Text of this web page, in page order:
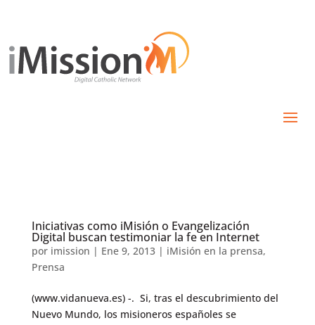
Iniciativas como iMisión o Evangelización
Digital buscan testimoniar la fe en Internet
por imission | Ene 9, 2013| iMisión en la prensa,
Prensa
(www.vidanueva.es) -. Si, tras el descubrimiento del
Nuevo Mundo, los misioneros españoles se